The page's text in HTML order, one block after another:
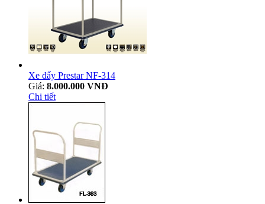
Xe đẩy Prestar NF-314
Giá: 8.000.000 VNĐ
Chi tiết